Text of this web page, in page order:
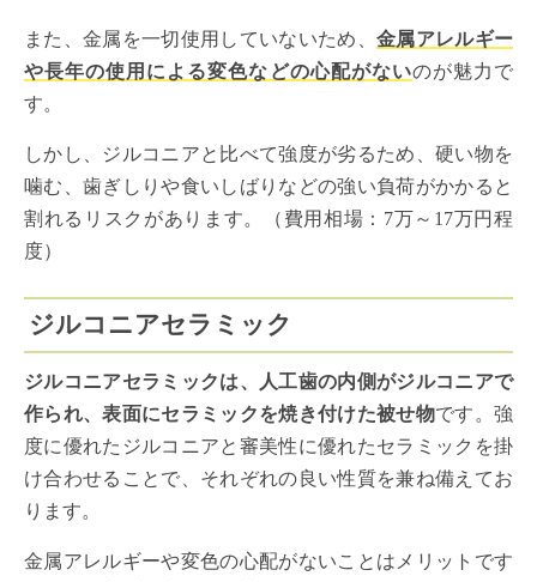
また、金属を一切使用していないため、 金属アレルギー
や長年の使用による変色などの心配がないのが魅力で
す。
しかし、ジルコニアと比べて強度が劣るため、硬い物を
噛む、歯ぎしりや食いしばりなどの強い負荷がかかると
割れるリスクがあります。（費用相場：7万～17万円程
度）
ジルコニアセラミック
ジルコニアセラミックは、人工歯の内側がジルコニアで
作られ、表面にセラミックを焼き付けた被せ物です。強
度に優れたジルコニアと審美性に優れたセラミックを掛
け合わせることで、それぞれの良い性質を兼ね備えてお
ります。
金属アレルギーや変色の心配がないことはメリットです